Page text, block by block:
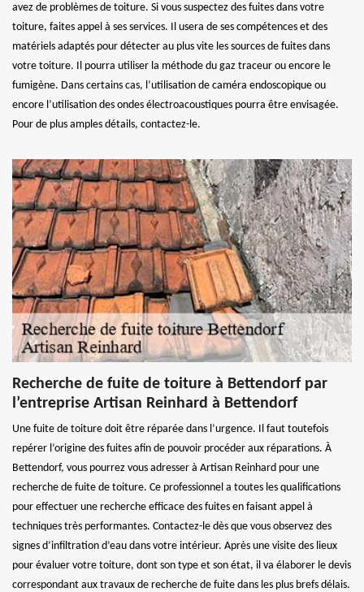
avez de problèmes de toiture. Si vous suspectez des fuites dans votre
toiture, faites appel à ses services. Il usera de ses compétences et des
matériels adaptés pour détecter au plus vite les sources de fuites dans
votre toiture. Il pourra utiliser la méthode du gaz traceur ou encore le
fumigène. Dans certains cas, l’utilisation de caméra endoscopique ou
encore l’utilisation des ondes électroacoustiques pourra être envisagée.
Pour de plus amples détails, contactez-le.
Recherche de fuite de toiture à Bettendorf par
l’entreprise Artisan Reinhard à Bettendorf
Une fuite de toiture doit être réparée dans l’urgence. Il faut toutefois
repérer l’origine des fuites afin de pouvoir procéder aux réparations. À
Bettendorf, vous pourrez vous adresser à Artisan Reinhard pour une
recherche de fuite de toiture. Ce professionnel a toutes les qualifications
pour effectuer une recherche efficace des fuites en faisant appel à
techniques très performantes. Contactez-le dès que vous observez des
signes d’infiltration d’eau dans votre intérieur. Après une visite des lieux
pour évaluer votre toiture, dont son type et son état, il va élaborer le devis
correspondant aux travaux de recherche de fuite dans les plus brefs délais.